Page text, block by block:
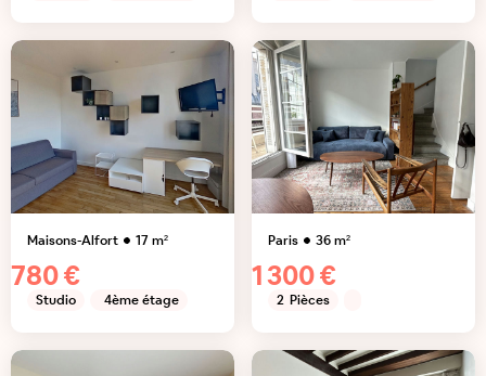
Maisons-Alfort 17m²
780 €
Studio 4ème étage
Paris 36m²
1 300 €
2 Pièces